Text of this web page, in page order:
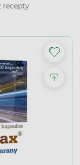
recepty